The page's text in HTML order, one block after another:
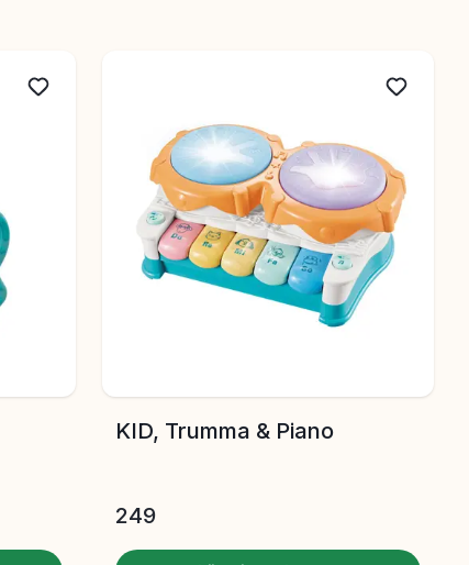
KID, Trumma & Piano
249